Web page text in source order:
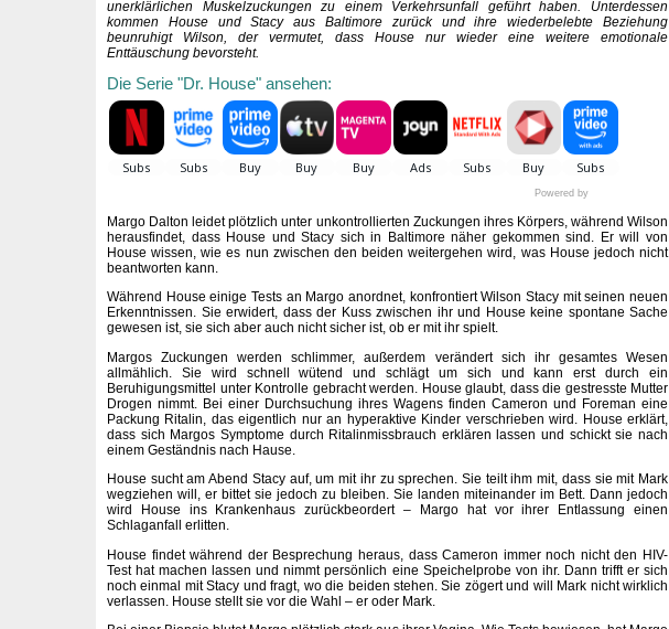
unerklärlichen Muskelzuckungen zu einem Verkehrsunfall geführt haben. Unterdessen
kommen House und Stacy aus Baltimore zurück und ihre wiederbelebte Beziehung
beunruhigt Wilson, der vermutet, dass House nur wieder eine weitere emotionale
Enttäuschung bevorsteht.
Die Serie "Dr. House" ansehen:
Powered by
Margo Dalton leidet plötzlich unter unkontrollierten Zuckungen ihres Körpers, während Wilson
herausfindet, dass House und Stacy sich in Baltimore näher gekommen sind. Er will von
House wissen, wie es nun zwischen den beiden weitergehen wird, was House jedoch nicht
beantworten kann.
Während House einige Tests an Margo anordnet, konfrontiert Wilson Stacy mit seinen neuen
Erkenntnissen. Sie erwidert, dass der Kuss zwischen ihr und House keine spontane Sache
gewesen ist, sie sich aber auch nicht sicher ist, ob er mit ihr spielt.
Margos Zuckungen werden schlimmer, außerdem verändert sich ihr gesamtes Wesen
allmählich. Sie wird schnell wütend und schlägt um sich und kann erst durch ein
Beruhigungsmittel unter Kontrolle gebracht werden. House glaubt, dass die gestresste Mutter
Drogen nimmt. Bei einer Durchsuchung ihres Wagens finden Cameron und Foreman eine
Packung Ritalin, das eigentlich nur an hyperaktive Kinder verschrieben wird. House erklärt,
dass sich Margos Symptome durch Ritalinmissbrauch erklären lassen und schickt sie nach
einem Geständnis nach Hause.
House sucht am Abend Stacy auf, um mit ihr zu sprechen. Sie teilt ihm mit, dass sie mit Mark
wegziehen will, er bittet sie jedoch zu bleiben. Sie landen miteinander im Bett. Dann jedoch
wird House ins Krankenhaus zurückbeordert – Margo hat vor ihrer Entlassung einen
Schlaganfall erlitten.
House findet während der Besprechung heraus, dass Cameron immer noch nicht den HIV-
Test hat machen lassen und nimmt persönlich eine Speichelprobe von ihr. Dann trifft er sich
noch einmal mit Stacy und fragt, wo die beiden stehen. Sie zögert und will Mark nicht wirklich
verlassen. House stellt sie vor die Wahl – er oder Mark.